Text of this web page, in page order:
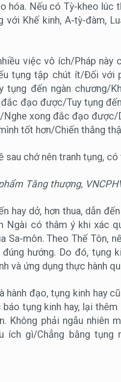
hóa. Nếu có Tỳ-kheo lúc
với Khế kinh, A-tỳ-đàm,
việc vô ích/Pháp này
tụng tập chút ít/Đối với
tụng đến ngàn chương/
đạo được/Tuy tụng
Nghe xong đắc đạo
tốt hơn/Chiến thắng
sau chớ nên tranh tụng, có
Tăng thượng,
hay dở, hơn thua, dẫn
Ngài có thâm ý khi xác
Sa-môn. Theo Thế Tôn,
hướng. Do đó, tụng
và ứng dụng thực hành
hành đạo, tụng kinh hay
tụng kinh hay, lại
Không phải ngẫu nhiên
ích gì/Chẳng bằng